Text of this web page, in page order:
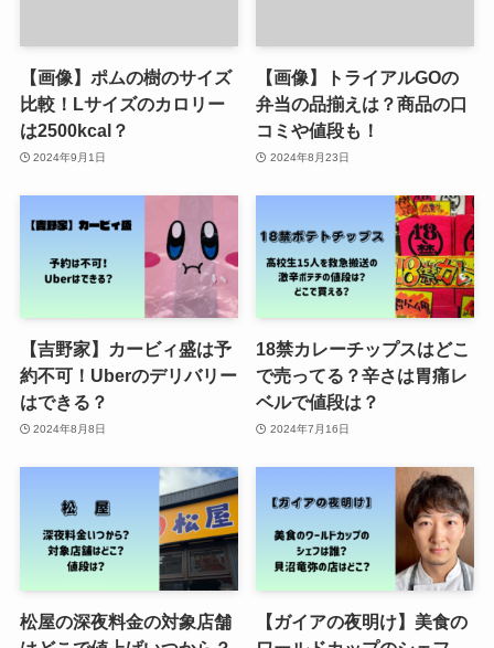
【画像】ポムの樹のサイズ
比較！Lサイズのカロリー
は2500kcal？
2024年9月1日
【画像】トライアルGOの
弁当の品揃えは？商品の口
コミや値段も！
2024年8月23日
【吉野家】カービィ盛は予
約不可！Uberのデリバリー
はできる？
2024年8月8日
18禁カレーチップスはどこ
で売ってる？辛さは胃痛レ
ベルで値段は？
2024年7月16日
松屋の深夜料金の対象店舗
【ガイアの夜明け】美食の